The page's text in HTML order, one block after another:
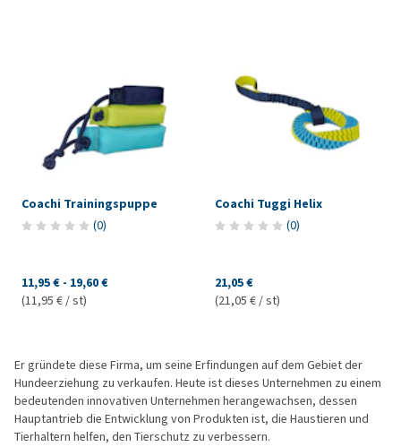
Coachi Trainingspuppe
(0)
11,95 € - 19,60 €
(11,95 € / st)
Coachi Tuggi Helix
(0)
21,05 €
(21,05 € / st)
Er gründete diese Firma, um seine Erfindungen auf dem Gebiet der
Hundeerziehung zu verkaufen. Heute ist dieses Unternehmen zu einem
bedeutenden innovativen Unternehmen herangewachsen, dessen
Hauptantrieb die Entwicklung von Produkten ist, die Haustieren und
Tierhaltern helfen, den Tierschutz zu verbessern.